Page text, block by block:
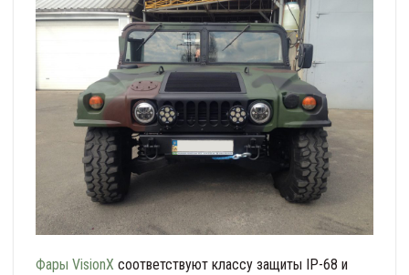
Фары VisionX соответствуют классу защиты IP-68 и